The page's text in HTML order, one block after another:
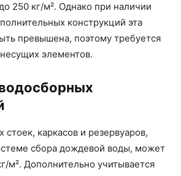
250 кг/м². Однако при наличии
конструкций эта
превышена, поэтому требуется
элементов.
стоек, каркасов и резервуаров,
сбора дождевой воды, может
м². Дополнительно учитывается